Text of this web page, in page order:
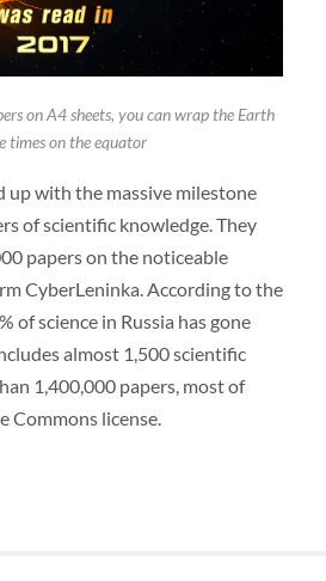
on A4 sheets, you can wrap the Earth
times on the equator
up with the massive milestone
of scientific knowledge. They
papers on the noticeable
CyberLeninka. According to the
of science in Russia has gone
almost 1,500 scientific
1,400,000 papers, most of
Commons license.